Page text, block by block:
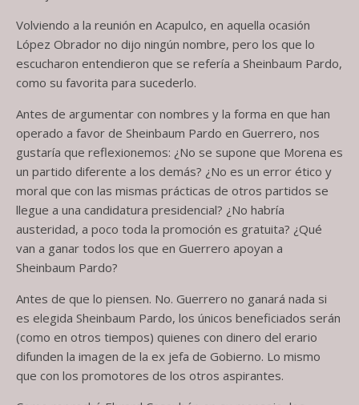
Volviendo a la reunión en Acapulco, en aquella ocasión
López Obrador no dijo ningún nombre, pero los que lo
escucharon entendieron que se refería a Sheinbaum Pardo,
como su favorita para sucederlo.
Antes de argumentar con nombres y la forma en que han
operado a favor de Sheinbaum Pardo en Guerrero, nos
gustaría que reflexionemos: ¿No se supone que Morena es
un partido diferente a los demás? ¿No es un error ético y
moral que con las mismas prácticas de otros partidos se
llegue a una candidatura presidencial? ¿No habría
austeridad, a poco toda la promoción es gratuita? ¿Qué
van a ganar todos los que en Guerrero apoyan a
Sheinbaum Pardo?
Antes de que lo piensen. No. Guerrero no ganará nada si
es elegida Sheinbaum Pardo, los únicos beneficiados serán
(como en otros tiempos) quienes con dinero del erario
difunden la imagen de la ex jefa de Gobierno. Lo mismo
que con los promotores de los otros aspirantes.